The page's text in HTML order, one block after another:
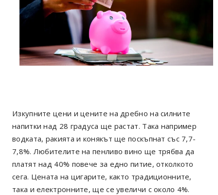
Изкупните цени и цените на дребно на силните
напитки над 28 градуса ще растат. Така например
водката, ракията и конякът ще поскъпнат със 7,7-
7,8%. Любителите на пенливо вино ще трябва да
платят над 40% повече за едно питие, отколкото
сега. Цената на цигарите, както традиционните,
така и електронните, ще се увеличи с около 4%.